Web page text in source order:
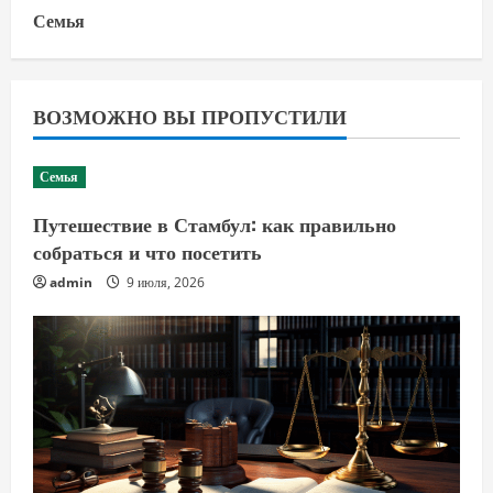
Семья
ВОЗМОЖНО ВЫ ПРОПУСТИЛИ
Семья
Путешествие в Стамбул: как правильно
собраться и что посетить
admin 9 июля, 2026